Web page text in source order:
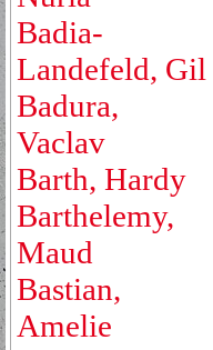
Badia-
Landefeld, Gil
Badura,
Vaclav
Barth, Hardy
Barthelemy,
Maud
Bastian,
Amelie